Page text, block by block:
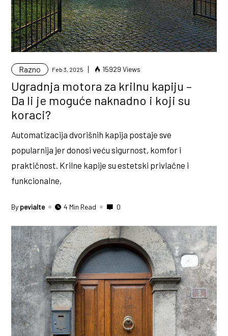
Razno Feb 3, 2025 15929 Views
Ugradnja motora za krilnu kapiju –
Da li je moguće naknadno i koji su
koraci?
Automatizacija dvorišnih kapija postaje sve
popularnija jer donosi veću sigurnost, komfor i
praktičnost. Krilne kapije su estetski privlačne i
funkcionalne,
By pevialte 4 Min Read 0